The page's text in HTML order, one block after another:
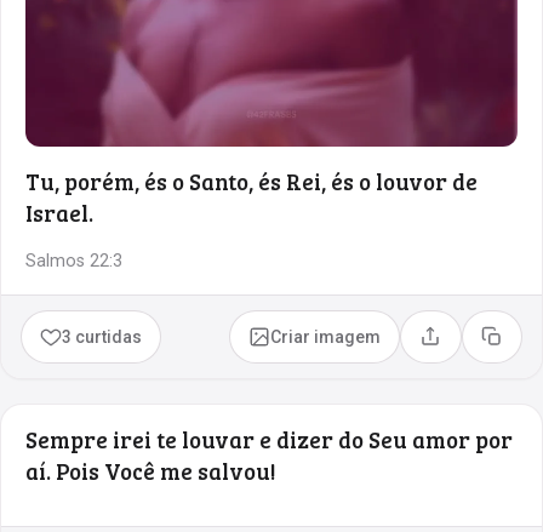
Tu, porém, és o Santo, és Rei, és o louvor de
Israel.
Salmos 22:3
3 curtidas Criar imagem Compartilhar
Copiar
Sempre irei te louvar e dizer do Seu amor por
aí. Pois Você me salvou!